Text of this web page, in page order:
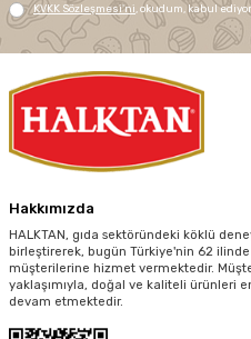
KVKK Sözleşmesi'ni , okudum, kabul
Hakkımızda
HALKTAN, gıda sektöründeki köklü
birleştirerek, bugün Türkiye'nin 62
müşterilerine hizmet vermektedir.
yaklaşımıyla, doğal ve kaliteli ürünleri
devam etmektedir.